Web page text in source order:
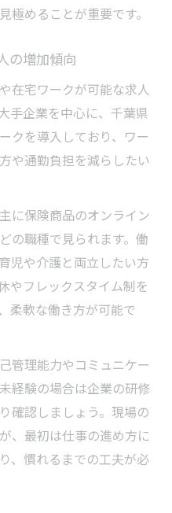
極めることが重要です。
の増加傾向
在宅ワークが可能な求人
手企業を中心に、千葉県
クを導入しており、ワー
や通勤負担を減らしたい
に保険商品のオンライン
の職種で見られます。働
児や介護と両立したい方
やフレックスタイム制を
柔軟な働き方が可能で
管理能力やコミュニケー
経験の場合は企業の研修
確認しましょう。現場の
、最初は仕事の進め方に
、慣れるまでの工夫が必